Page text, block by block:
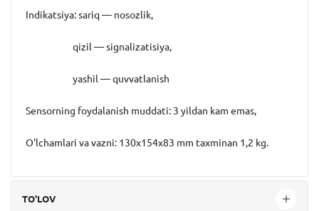
Indikatsiya:sariq — nosozlik,
qizil — signalizatisiya,
yashil — quvvatlanish
Sensorning foydalanish muddati: 3 yildan kam emas,
O'lchamlari va vazni: 130x154x83 mm taxminan 1,2 kg.
TO'LOV